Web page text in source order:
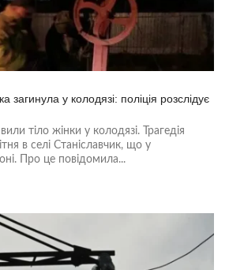
загинула у колодязі: поліція розслідує
тіло жінки у колодязі. Трагедія
в селі Станіславчик, що у
Про це повідомила...